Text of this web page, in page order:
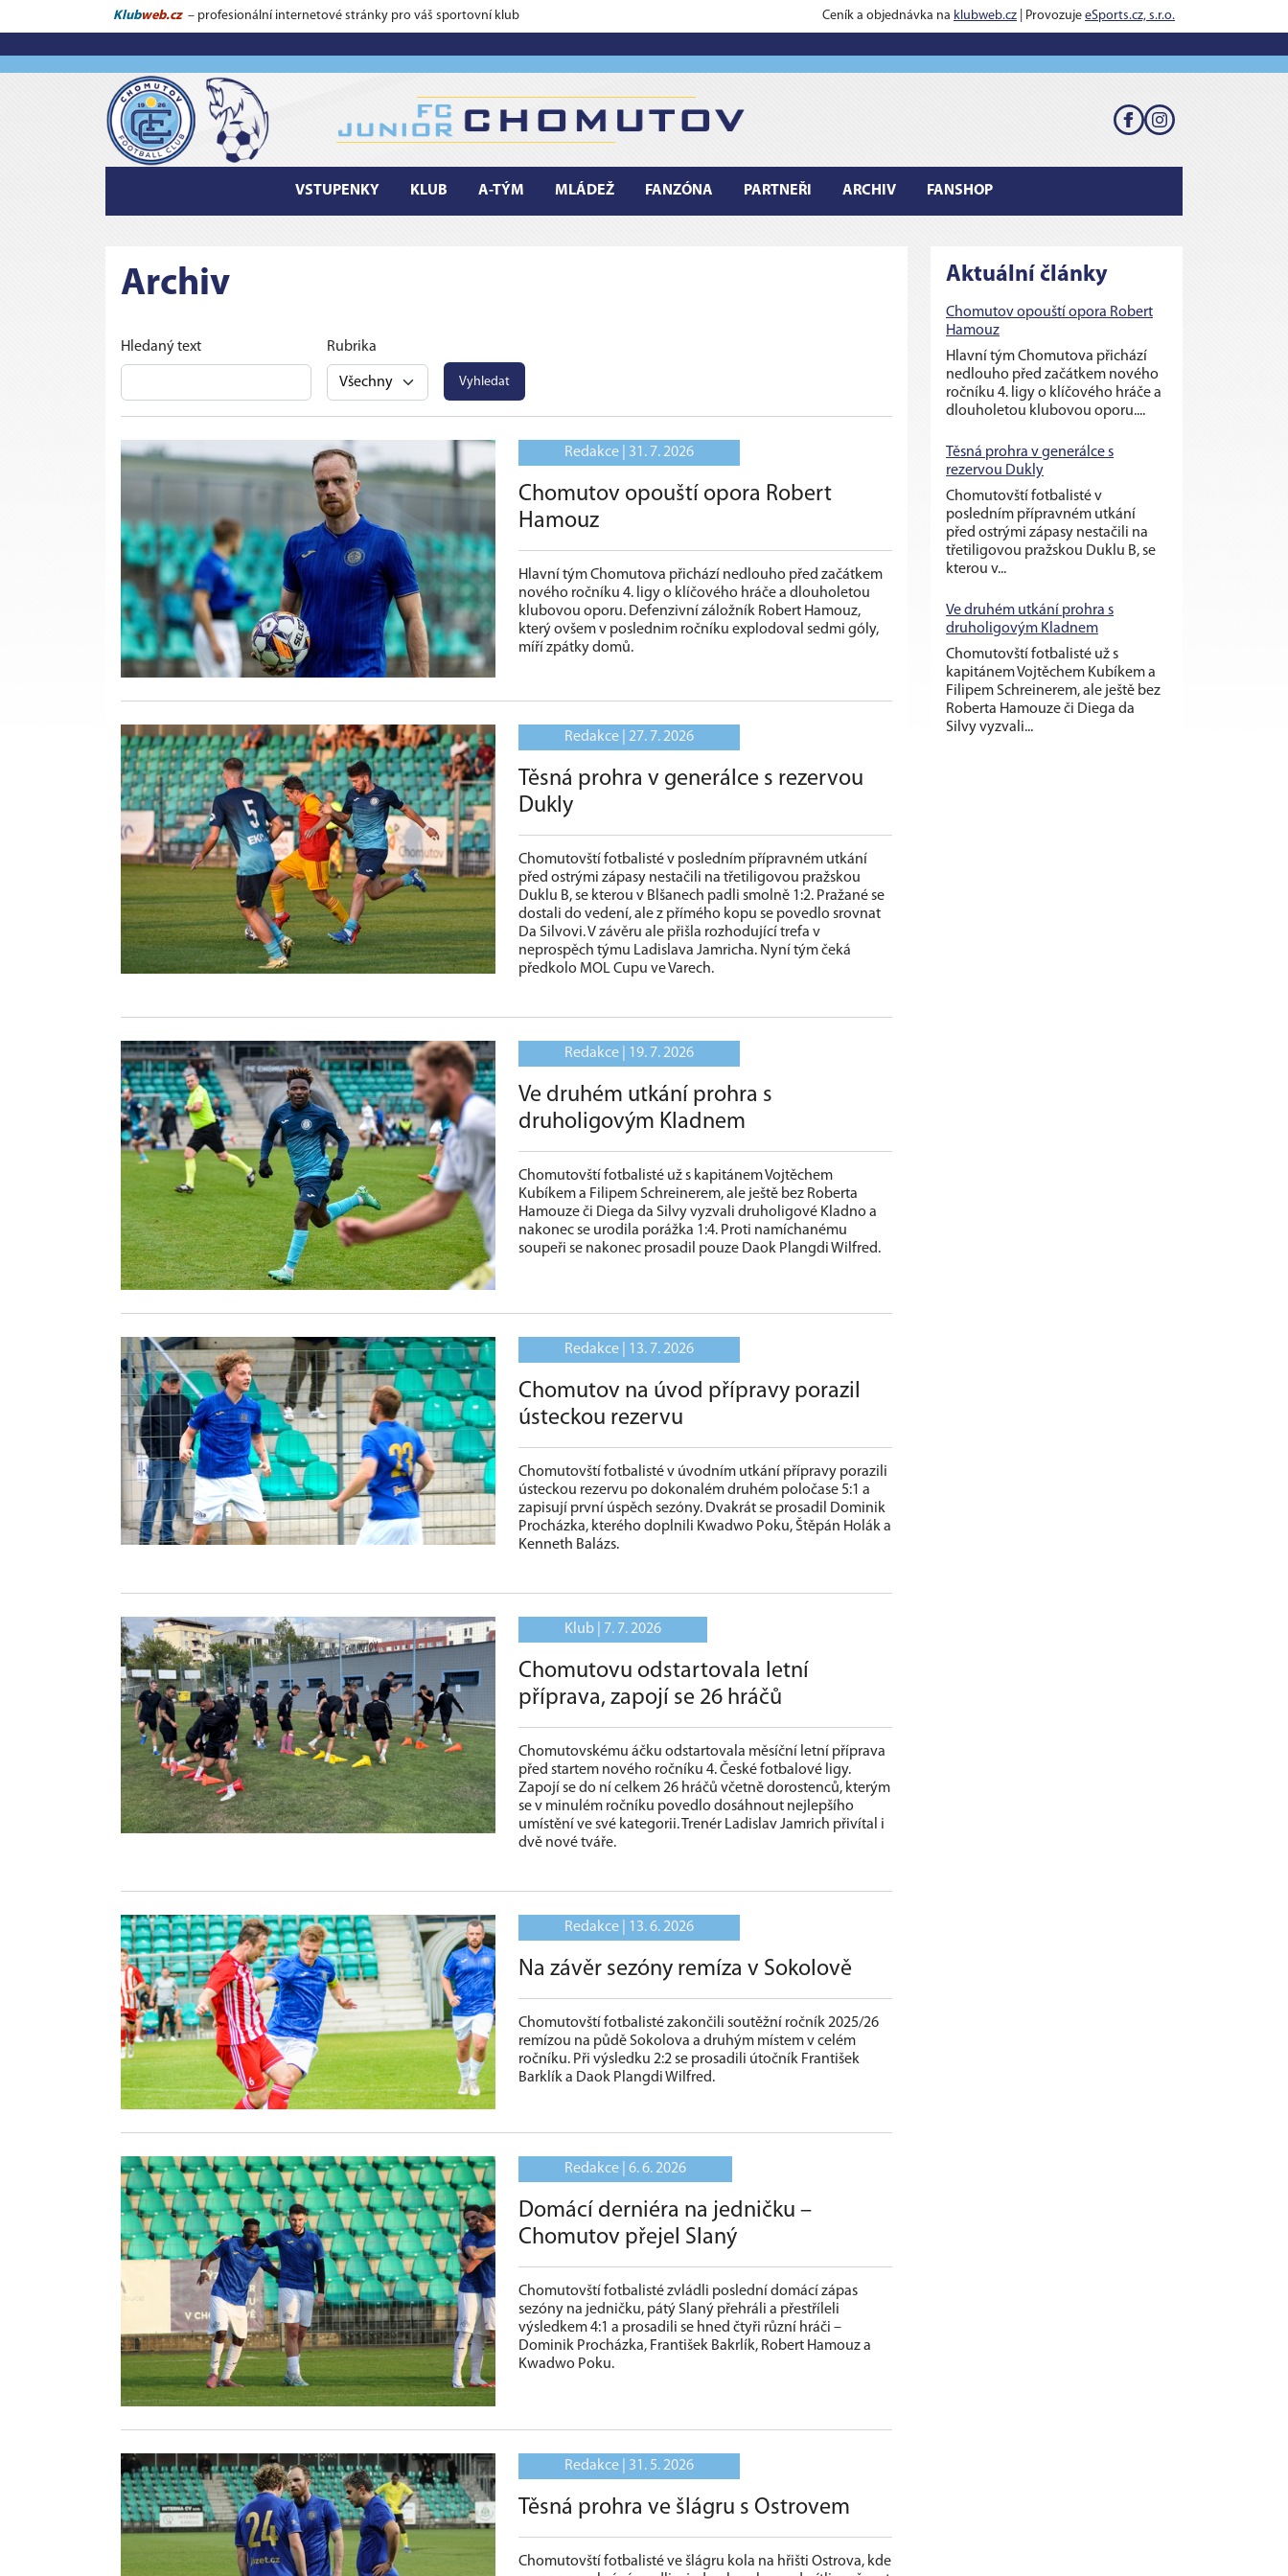
Klubweb.cz – profesionální internetové stránky pro váš sportovní klub Ceník a objednávka na klubweb.cz | Provozuje eSports.cz, s.r.o.
VSTUPENKY KLUB A-TÝM MLÁDEŽ FANZÓNA PARTNEŘI ARCHIV FANSHOP
Archiv
Hledaný text Rubrika
Vyhledat
Redakce | 31. 7. 2026
Chomutov opouští opora Robert
Hamouz
Hlavní tým Chomutova přichází nedlouho před začátkem
nového ročníku 4. ligy o klíčového hráče a dlouholetou
klubovou oporu. Defenzivní záložník Robert Hamouz,
který ovšem v poslednim ročníku explodoval sedmi góly,
míří zpátky domů.
Redakce | 27. 7. 2026
Těsná prohra v generálce s rezervou
Dukly
Chomutovští fotbalisté v posledním přípravném utkání
před ostrými zápasy nestačili na třetiligovou pražskou
Duklu B, se kterou v Blšanech padli smolně 1:2. Pražané se
dostali do vedení, ale z přímého kopu se povedlo srovnat
Da Silvovi. V závěru ale přišla rozhodující trefa v
neprospěch týmu Ladislava Jamricha. Nyní tým čeká
předkolo MOL Cupu ve Varech.
Redakce | 19. 7. 2026
Ve druhém utkání prohra s
druholigovým Kladnem
Chomutovští fotbalisté už s kapitánem Vojtěchem
Kubíkem a Filipem Schreinerem, ale ještě bez Roberta
Hamouze či Diega da Silvy vyzvali druholigové Kladno a
nakonec se urodila porážka 1:4. Proti namíchanému
soupeři se nakonec prosadil pouze Daok Plangdi Wilfred.
Redakce | 13. 7. 2026
Chomutov na úvod přípravy porazil
ústeckou rezervu
Chomutovští fotbalisté v úvodním utkání přípravy porazili
ústeckou rezervu po dokonalém druhém poločase 5:1 a
zapisují první úspěch sezóny. Dvakrát se prosadil Dominik
Procházka, kterého doplnili Kwadwo Poku, Štěpán Holák a
Kenneth Balázs.
Klub | 7. 7. 2026
Chomutovu odstartovala letní
příprava, zapojí se 26 hráčů
Chomutovskému áčku odstartovala měsíční letní příprava
před startem nového ročníku 4. České fotbalové ligy.
Zapojí se do ní celkem 26 hráčů včetně dorostenců, kterým
se v minulém ročníku povedlo dosáhnout nejlepšího
umístění ve své kategorii. Trenér Ladislav Jamrich přivítal i
dvě nové tváře.
Redakce | 13. 6. 2026
Na závěr sezóny remíza v Sokolově
Chomutovští fotbalisté zakončili soutěžní ročník 2025/26
remízou na půdě Sokolova a druhým místem v celém
ročníku. Při výsledku 2:2 se prosadili útočník František
Barklík a Daok Plangdi Wilfred.
Redakce | 6. 6. 2026
Domácí derniéra na jedničku –
Chomutov přejel Slaný
Chomutovští fotbalisté zvládli poslední domácí zápas
sezóny na jedničku, pátý Slaný přehráli a přestříleli
výsledkem 4:1 a prosadili se hned čtyři různí hráči –
Dominik Procházka, František Bakrlík, Robert Hamouz a
Kwadwo Poku.
Redakce | 31. 5. 2026
Těsná prohra ve šlágru s Ostrovem
Chomutovští fotbalisté ve šlágru kola na hřišti Ostrova, kde
Aktuální články
Chomutov opouští opora Robert
Hamouz
Hlavní tým Chomutova přichází
nedlouho před začátkem nového
ročníku 4. ligy o klíčového hráče a
dlouholetou klubovou oporu....
Těsná prohra v generálce s
rezervou Dukly
Chomutovští fotbalisté v
posledním přípravném utkání
před ostrými zápasy nestačili na
třetiligovou pražskou Duklu B, se
kterou v...
Ve druhém utkání prohra s
druholigovým Kladnem
Chomutovští fotbalisté už s
kapitánem Vojtěchem Kubíkem a
Filipem Schreinerem, ale ještě bez
Roberta Hamouze či Diega da
Silvy vyzvali...